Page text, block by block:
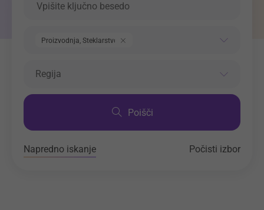
Proizvodnja, Steklarstvo
Regija
Poišči
Napredno iskanje Počisti izbor